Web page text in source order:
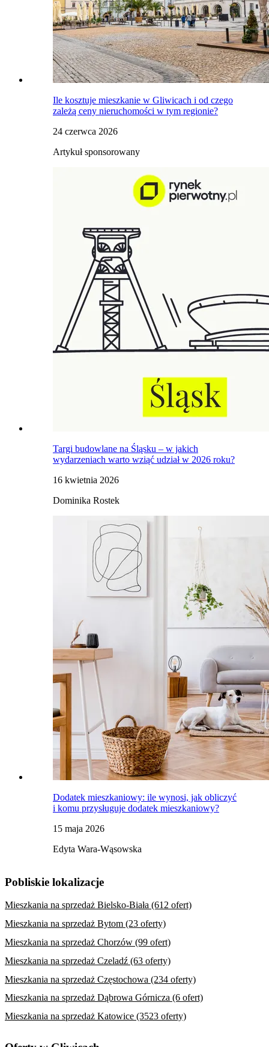
Ile kosztuje mieszkanie w Gliwicach i od czego
zależą ceny nieruchomości w tym regionie?
24 czerwca 2026
Artykuł sponsorowany
Targi budowlane na Śląsku – w jakich
wydarzeniach warto wziąć udział w 2026 roku?
16 kwietnia 2026
Dominika Rostek
Dodatek mieszkaniowy: ile wynosi, jak obliczyć
i komu przysługuje dodatek mieszkaniowy?
15 maja 2026
Edyta Wara-Wąsowska
Pobliskie lokalizacje
Mieszkania na sprzedaż Bielsko-Biała (612 ofert)
Mieszkania na sprzedaż Bytom (23 oferty)
Mieszkania na sprzedaż Chorzów (99 ofert)
Mieszkania na sprzedaż Czeladź (63 oferty)
Mieszkania na sprzedaż Częstochowa (234 oferty)
Mieszkania na sprzedaż Dąbrowa Górnicza (6 ofert)
Mieszkania na sprzedaż Katowice (3523 oferty)